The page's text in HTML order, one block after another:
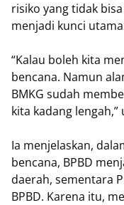
risiko yang tidak
menjadi kunci
“Kalau boleh kita
bencana. Namun
BMKG sudah
kita kadang lengah,”
Ia menjelaskan,
bencana, BPBD
daerah, sementara
BPBD. Karena itu,